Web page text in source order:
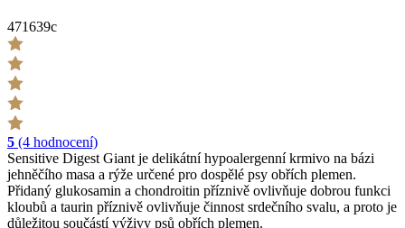
471639c
5 (4 hodnocení)
Sensitive Digest Giant je delikátní hypoalergenní krmivo na bázi
jehněčího masa a rýže určené pro dospělé psy obřích plemen.
Přidaný glukosamin a chondroitin příznivě ovlivňuje dobrou funkci
kloubů a taurin příznivě ovlivňuje činnost srdečního svalu, a proto je
důležitou součástí výživy psů obřích plemen.